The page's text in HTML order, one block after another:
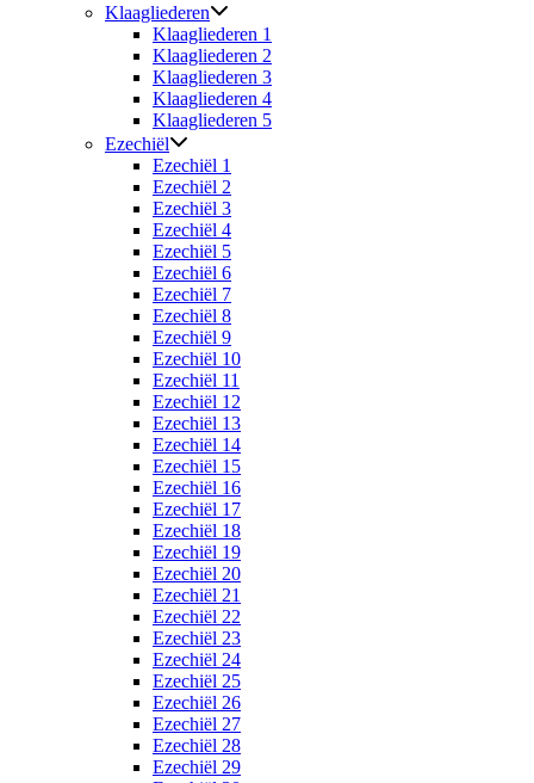
Klaagliederen
Klaagliederen 1
Klaagliederen 2
Klaagliederen 3
Klaagliederen 4
Klaagliederen 5
Ezechiël
Ezechiël 1
Ezechiël 2
Ezechiël 3
Ezechiël 4
Ezechiël 5
Ezechiël 6
Ezechiël 7
Ezechiël 8
Ezechiël 9
Ezechiël 10
Ezechiël 11
Ezechiël 12
Ezechiël 13
Ezechiël 14
Ezechiël 15
Ezechiël 16
Ezechiël 17
Ezechiël 18
Ezechiël 19
Ezechiël 20
Ezechiël 21
Ezechiël 22
Ezechiël 23
Ezechiël 24
Ezechiël 25
Ezechiël 26
Ezechiël 27
Ezechiël 28
Ezechiël 29